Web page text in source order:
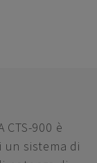
900 è
sistema di